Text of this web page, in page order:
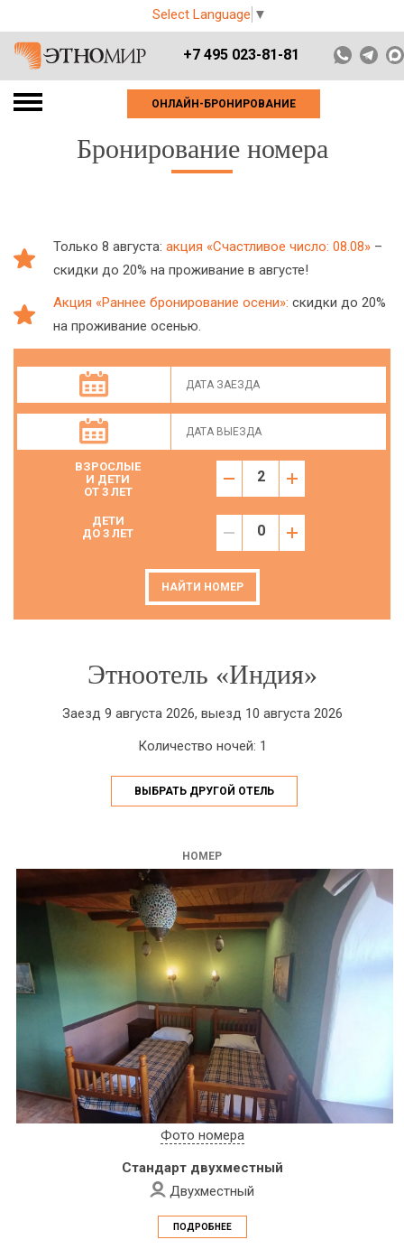
Select Language ▼
+7 495 023-81-81
ОНЛАЙН-БРОНИРОВАНИЕ
Бронирование номера
Только 8 августа: акция «Счастливое число: 08.08» –
скидки до 20% на проживание в августе!
Акция «Раннее бронирование осени»: скидки до 20%
на проживание осенью.
ВЗРОСЛЫЕ
И ДЕТИ
ОТ 3 ЛЕТ
ДЕТИ
ДО 3 ЛЕТ
НАЙТИ НОМЕР
Этноотель «Индия»
Заезд 9 августа 2026, выезд 10 августа 2026
Количество ночей: 1
ВЫБРАТЬ ДРУГОЙ ОТЕЛЬ
НОМЕР
Фото номера
Стандарт двухместный
Двухместный
ПОДРОБНЕЕ